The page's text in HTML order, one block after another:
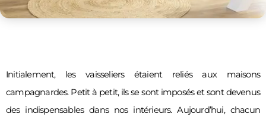
Initialement, les vaisseliers étaient reliés aux maisons
campagnardes. Petit à petit, ils se sont imposés et sont devenus
des indispensables dans nos intérieurs. Aujourd’hui, chacun